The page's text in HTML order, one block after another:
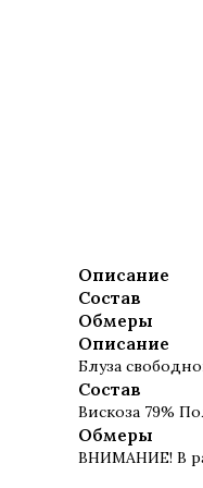
Описание
Состав
Обмеры
Описание
Блуза
Состав
Вискоза 79%
Обмеры
ВНИМАНИЕ! В